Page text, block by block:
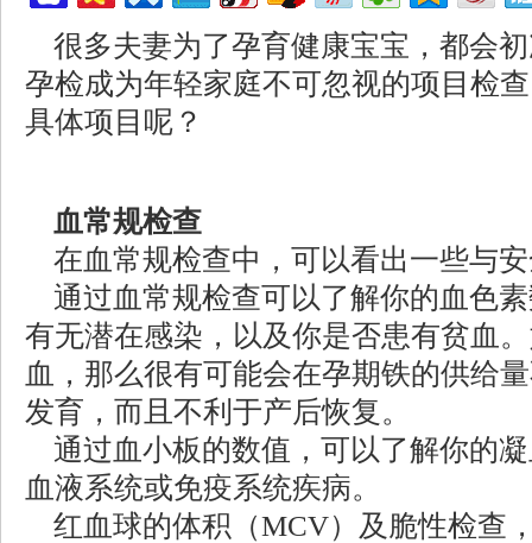
很多夫妻为了孕育健康宝宝，都会
孕检成为年轻家庭不可忽视的项目检
具体项目呢？
血常规检查
在血常规检查中，可以看出一些与
通过血常规检查可以了解你的血色
有无潜在感染，以及你是否患有贫血
血，那么很有可能会在孕期铁的供给
发育，而且不利于产后恢复。
通过血小板的数值，可以了解你的
血液系统或免疫系统疾病。
红血球的体积（MCV）及脆性检查